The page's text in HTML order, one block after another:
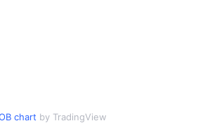
chart by TradingView